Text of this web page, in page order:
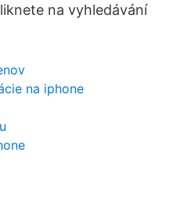
na vyhledávání
na iphone